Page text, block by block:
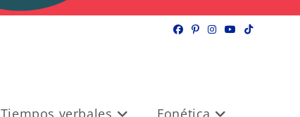
Tiempos verbales Fonética